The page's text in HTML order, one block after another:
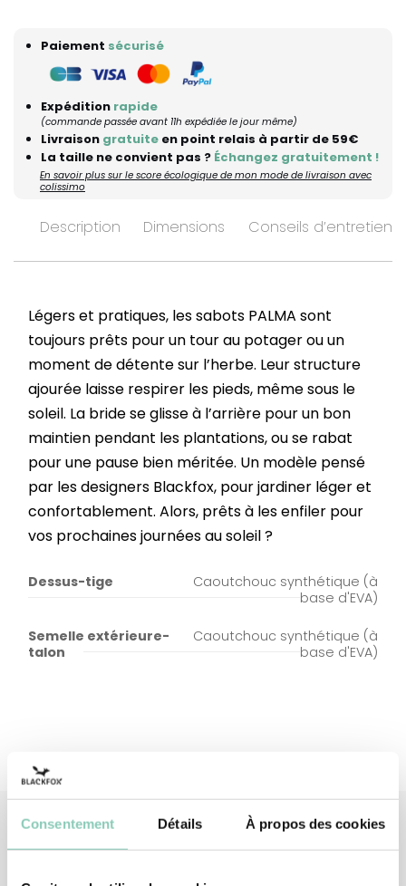
Consentement Détails À propos des cookies
Paiement sécurisé
Expédition rapide
(commande passée avant 11h expédiée le jour même)
Livraison gratuite en point relais à partir de 59€
La taille ne convient pas ? Échangez gratuitement !
En savoir plus sur le score écologique de mon mode de livraison avec
colissimo
Description Dimensions Conseils d’entretien
Légers et pratiques, les sabots PALMA sont
toujours prêts pour un tour au potager ou un
moment de détente sur l’herbe. Leur structure
ajourée laisse respirer les pieds, même sous le
soleil. La bride se glisse à l’arrière pour un bon
maintien pendant les plantations, ou se rabat
pour une pause bien méritée. Un modèle pensé
par les designers Blackfox, pour jardiner léger et
confortablement. Alors, prêts à les enfiler pour
vos prochaines journées au soleil ?
Dessus-tige
Caoutchouc synthétique (à
base d'EVA)
Semelle extérieure-
talon
Caoutchouc synthétique (à
base d'EVA)
Produits